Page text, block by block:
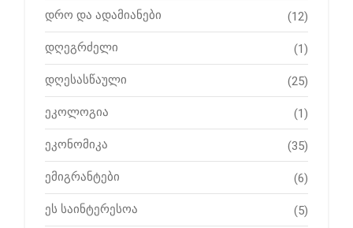
დრო და ადამიანები (12)
დღეგრძელი (1)
დღესასწაული (25)
ეკოლოგია (1)
ეკონომიკა (35)
ემიგრანტები (6)
ეს საინტერესოა (5)